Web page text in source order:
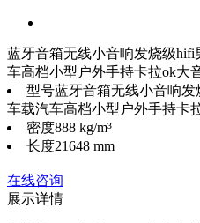
蓝牙音箱无线小音响发烧级
车高档小型户外手持卡拉ok大
型号蓝牙音箱无线小音响
车载汽车高档小型户外手持卡
密度888 kg/m³
长度21648 mm
在线咨询
展示详情